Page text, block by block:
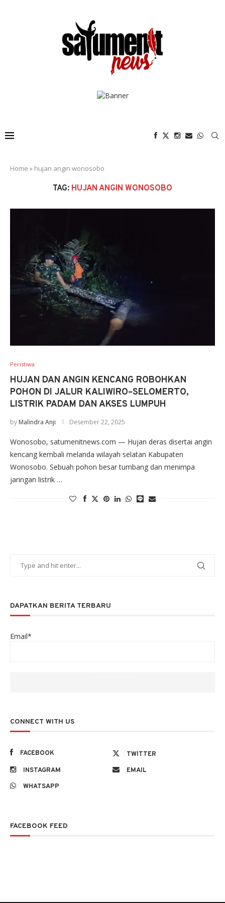
Home » hujan angin wonosobo
TAG: HUJAN ANGIN WONOSOBO
Peristiwa
HUJAN DAN ANGIN KENCANG ROBOHKAN
POHON DI JALUR KALIWIRO–SELOMERTO,
LISTRIK PADAM DAN AKSES LUMPUH
by Malindra Anji Desember 22, 2025
Wonosobo, satumenitnews.com — Hujan deras disertai angin
kencang kembali melanda wilayah selatan Kabupaten
Wonosobo. Sebuah pohon besar tumbang dan menimpa
jaringan listrik …
DAPATKAN BERITA TERBARU
Email*
CONNECT WITH US
FACEBOOK
TWITTER
INSTAGRAM
EMAIL
WHATSAPP
FACEBOOK FEED